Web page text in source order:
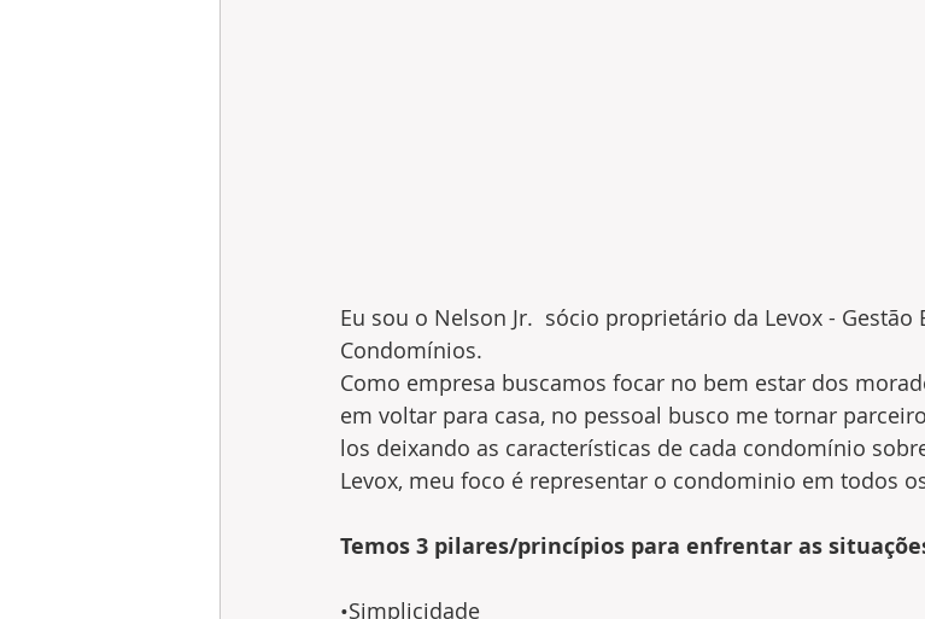
Eu sou o Nelson Jr.  sócio proprietário da Levox - Gestão
Condomínios.
Como empresa buscamos focar no bem estar dos
em voltar para casa, no pessoal busco me tornar
los deixando as características de cada condomínio
Levox, meu foco é representar o condominio em todos
Temos 3 pilares/princípios para enfrentar as
•Simplicidade